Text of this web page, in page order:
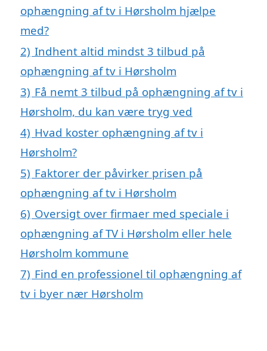
ophængning af tv i Hørsholm hjælpe
med?
2) Indhent altid mindst 3 tilbud på
ophængning af tv i Hørsholm
3) Få nemt 3 tilbud på ophængning af tv i
Hørsholm, du kan være tryg ved
4) Hvad koster ophængning af tv i
Hørsholm?
5) Faktorer der påvirker prisen på
ophængning af tv i Hørsholm
6) Oversigt over firmaer med speciale i
ophængning af TV i Hørsholm eller hele
Hørsholm kommune
7) Find en professionel til ophængning af
tv i byer nær Hørsholm